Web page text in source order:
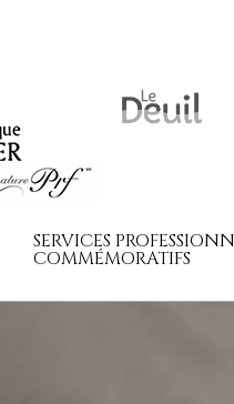
SERVICES
COMMÉMORATIFS